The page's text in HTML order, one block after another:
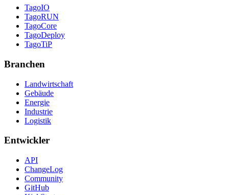
TagoIO
TagoRUN
TagoCore
TagoDeploy
TagoTiP
Branchen
Landwirtschaft
Gebäude
Energie
Industrie
Logistik
Entwickler
API
ChangeLog
Community
GitHub